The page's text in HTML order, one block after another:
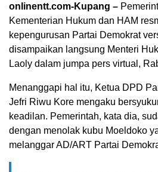
onlinentt.com-Kupang –
Kementerian Hukum dan HAM
kepengurusan Partai Demokrat
disampaikan langsung Menteri
Laoly dalam jumpa pers virtual,
Menanggapi hal itu, Ketua DPD
Jefri Riwu Kore mengaku
keadilan. Pemerintah, kata dia,
dengan menolak kubu Moeldoko
melanggar AD/ART Partai